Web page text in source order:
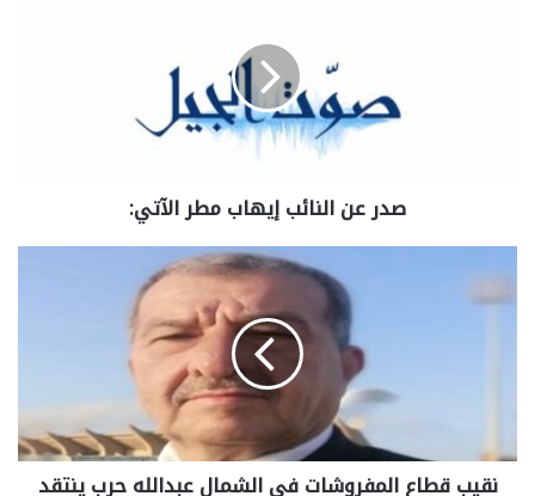
صدر عن النائب ⁧‫إيهاب مطر‬⁩ الآتي:
نقيب قطاع المفروشات في الشمال عبدالله حرب ينتقد